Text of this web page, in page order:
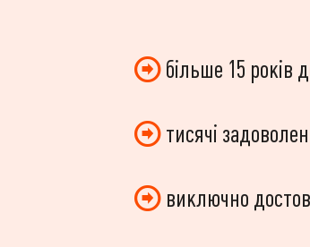
більше 15 років
тисячі
виключно